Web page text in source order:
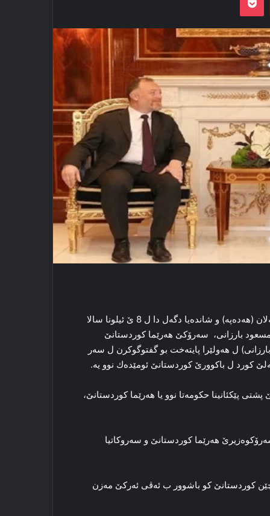
سەرەدانا، سەزاى تەمەللى، هەڤسەروكێ پارتیا دەمۆكراتیك یا گەلان (هەدەپە) و شاندەیا دگەل دا ل 8 ێ ئیلونا سالا
مسعود بارزانى، سەرۆكێ هەرێما كوردستانێ
ل هەولێرا پايتەخت بو گفتوگوكرن ل سەر
كورد ل باكوورێ كوردستانێ ئومێدەك نوو یە.
پێكئانینا حكومەتا نوو يا هەرێما كوردستانێ،
هەرێما كوردستانێ و سەروكاتيا
كوردستانێ كو باشوور ب ئەڤى ئەركێ مەزن